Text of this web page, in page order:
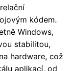
kódem.
Windows,
stabilitou,
hardware, což
aplikací, od